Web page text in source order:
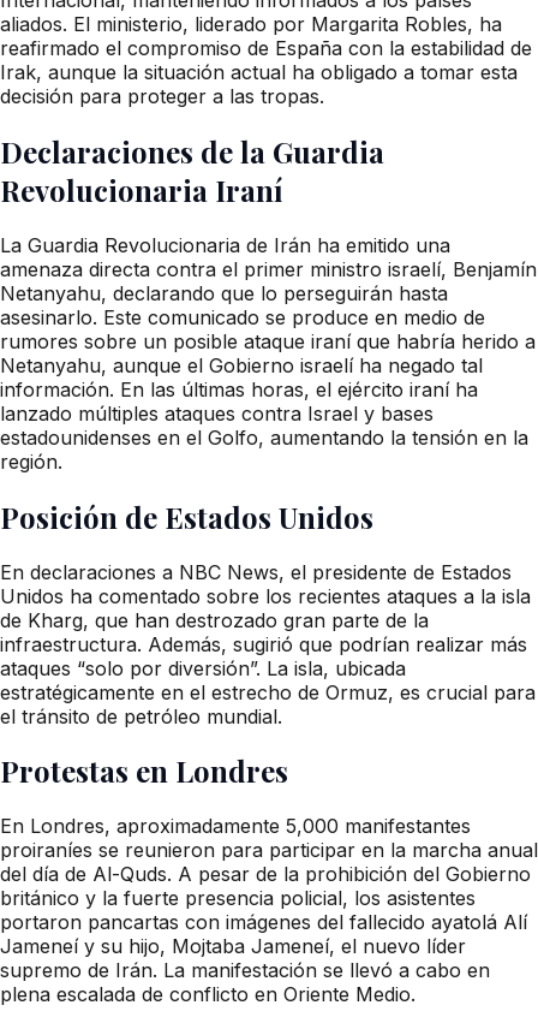
aliados. El ministerio, liderado por Margarita Robles, ha
reafirmado el compromiso de España con la estabilidad de
Irak, aunque la situación actual ha obligado a tomar esta
decisión para proteger a las tropas.
Declaraciones de la Guardia
Revolucionaria Iraní
La Guardia Revolucionaria de Irán ha emitido una
amenaza directa contra el primer ministro israelí, Benjamín
Netanyahu, declarando que lo perseguirán hasta
asesinarlo. Este comunicado se produce en medio de
rumores sobre un posible ataque iraní que habría herido a
Netanyahu, aunque el Gobierno israelí ha negado tal
información. En las últimas horas, el ejército iraní ha
lanzado múltiples ataques contra Israel y bases
estadounidenses en el Golfo, aumentando la tensión en la
región.
Posición de Estados Unidos
En declaraciones a NBC News, el presidente de Estados
Unidos ha comentado sobre los recientes ataques a la isla
de Kharg, que han destrozado gran parte de la
infraestructura. Además, sugirió que podrían realizar más
ataques “solo por diversión”. La isla, ubicada
estratégicamente en el estrecho de Ormuz, es crucial para
el tránsito de petróleo mundial.
Protestas en Londres
En Londres, aproximadamente 5,000 manifestantes
proiraníes se reunieron para participar en la marcha anual
del día de Al-Quds. A pesar de la prohibición del Gobierno
británico y la fuerte presencia policial, los asistentes
portaron pancartas con imágenes del fallecido ayatolá Alí
Jameneí y su hijo, Mojtaba Jameneí, el nuevo líder
supremo de Irán. La manifestación se llevó a cabo en
plena escalada de conflicto en Oriente Medio.